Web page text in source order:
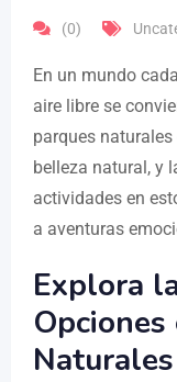
(0)
En un mundo
aire libre se
parques
belleza natural, y
actividades en
a aventuras
Explora
Naturales